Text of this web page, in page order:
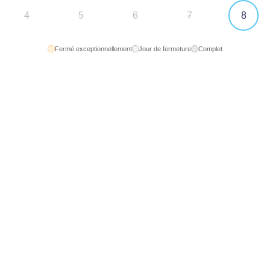
4 5 6 7 8
Fermé exceptionnellement Jour de fermeture Complet